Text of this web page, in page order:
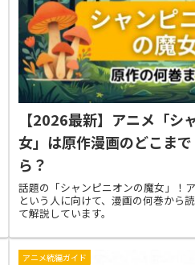
【2026最新】アニメ「シ
女」は原作漫画のどこま
ら？
話題の「シャンピニオンの魔女」！
という人に向けて、漫画の何巻から
て解説しています。
アニメ続編ガイド